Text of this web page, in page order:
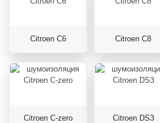
Citroen C6 Citroen C8
Citroen C-zero Citroen DS3